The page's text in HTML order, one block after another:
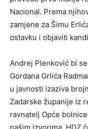
Nacional. Prema
zamjene za Šimu
ostavku i objaviti
Andrej Plenković bi
Gordana Grlića
u javnosti izaziva
Zadarske županije iz
ravnatelj Opće
našim izvorima, HDZ